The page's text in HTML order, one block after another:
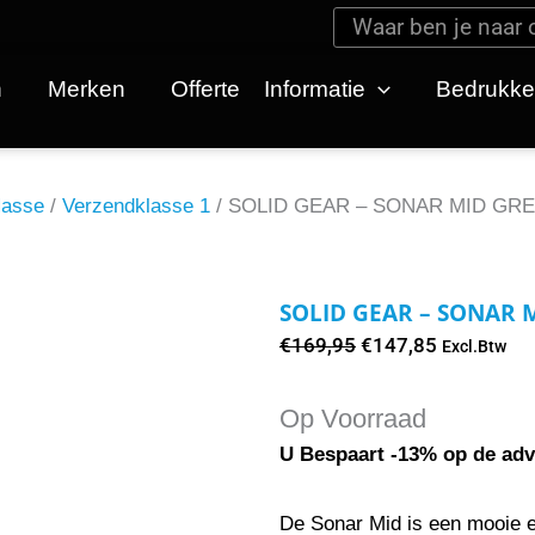
Zoeken
Zoeken
Merken Offerte Informatie
/ Verzendklasse 1/ SOLID GEAR – SONAR MID
SOLID GEAR – SONAR
€169,95 Oorspronkelijke
was:
€169,95.
€147,85 Huidige
€147,85.
Excl.Btw
Op Voorraad
U Bespaart -13% op de
De Sonar Mid is een mooie